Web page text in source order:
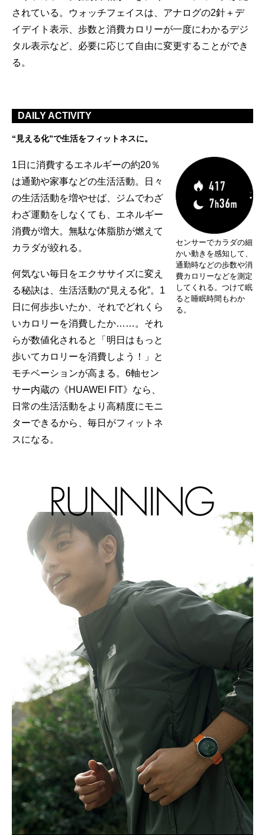
されている。ウォッチフェイスは、アナログの2針＋デ
イデイト表示、歩数と消費カロリーが一度にわかるデジ
タル表示など、必要に応じて自由に変更することができ
る。
DAILY ACTIVITY
“見える化”で生活をフィットネスに。
1日に消費するエネルギーの約20％
は通勤や家事などの生活活動。日々
の生活活動を増やせば、ジムでわざ
わざ運動をしなくても、エネルギー
消費が増大。無駄な体脂肪が燃えて
カラダが絞れる。
何気ない毎日をエクササイズに変え
る秘訣は、生活活動の“見える化”。1
日に何歩歩いたか、それでどれくら
いカロリーを消費したか……。それ
らが数値化されると「明日はもっと
歩いてカロリーを消費しよう！」と
モチベーションが高まる。6軸セン
サー内蔵の《HUAWEI FIT》なら、
日常の生活活動をより高精度にモニ
ターできるから、毎日がフィットネ
スになる。
センサーでカラダの細
かい動きを感知して、
通勤時などの歩数や消
費カロリーなどを測定
してくれる。つけて眠
ると睡眠時間もわか
る。